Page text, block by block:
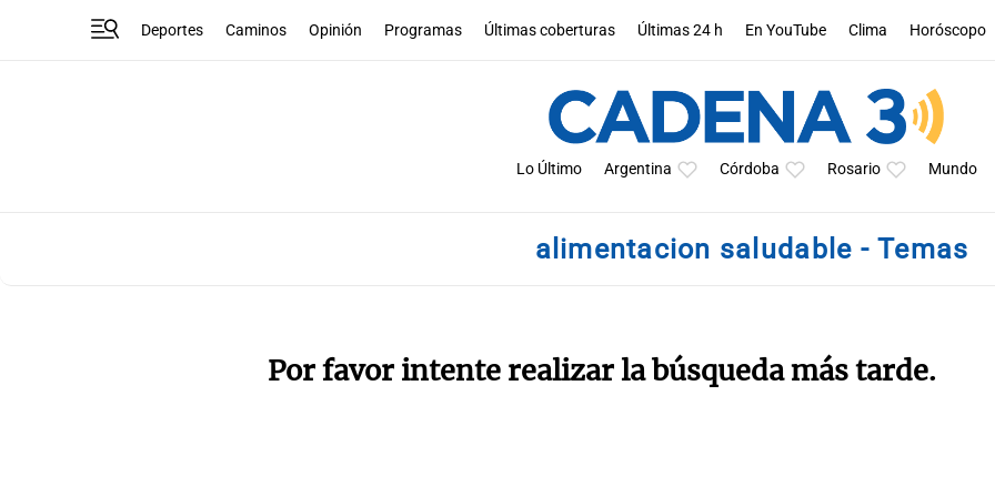
Deportes Caminos Opinión Programas Últimas coberturas Últimas 24 h En YouTube Clima Horóscopo
Lo Último Argentina Córdoba Rosario Mundo
alimentacion saludable - Temas
Por favor intente realizar la búsqueda más tarde.